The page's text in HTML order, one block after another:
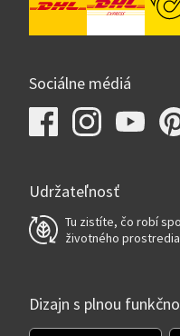
Sociálne médiá
Udržateľnosť
Tu zistíte, čo robí
životného
Dizajn s plnou